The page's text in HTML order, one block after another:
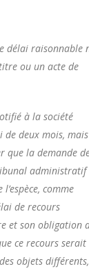
délai raisonnable
ou un acte de
à la société
deux mois, mais
que la demande
administratif
comme
de recours
et son obligation
ce recours serait
objets différents,